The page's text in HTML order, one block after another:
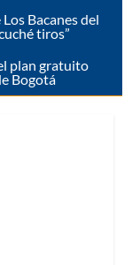
Bacanes del
tiros”
plan gratuito
Bogotá